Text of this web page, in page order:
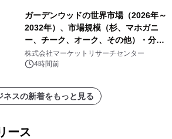
ガーデンウッドの世界市場（2026年～
2032年）、市場規模（杉、マホガニ
ー、チーク、オーク、その他）・分析
レポートを発表
株式会社マーケットリサーチセンター
4時間前
ネスの新着をもっと見る
ース